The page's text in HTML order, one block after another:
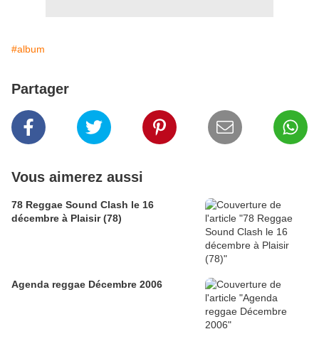
#album
Partager
Vous aimerez aussi
78 Reggae Sound Clash le 16
décembre à Plaisir (78)
Agenda reggae Décembre 2006